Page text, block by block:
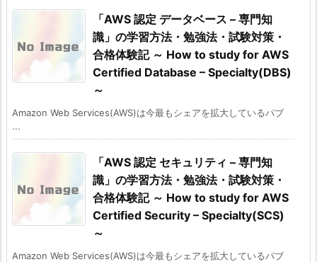
「AWS 認定 データベース – 専門知
識」の学習方法・勉強法・試験対策・
合格体験記 ～ How to study for AWS
Certified Database – Specialty(DBS)
～
Amazon Web Services(AWS)は今最もシェアを拡大しているパブ
...
「AWS 認定 セキュリティ – 専門知
識」の学習方法・勉強法・試験対策・
合格体験記 ～ How to study for AWS
Certified Security – Specialty(SCS)
～
Amazon Web Services(AWS)は今最もシェアを拡大しているパブ